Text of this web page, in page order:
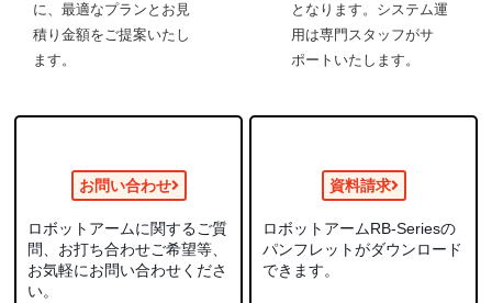
に、最適なプランとお見
積り金額をご提案いたし
ます。
となります。システム運
用は専門スタッフがサ
ポートいたします。
お問い合わせ
ロボットアームに関するご質
問、お打ち合わせご希望等、
お気軽にお問い合わせくださ
い。
資料請求
ロボットアームRB-Seriesの
パンフレットがダウンロード
できます。